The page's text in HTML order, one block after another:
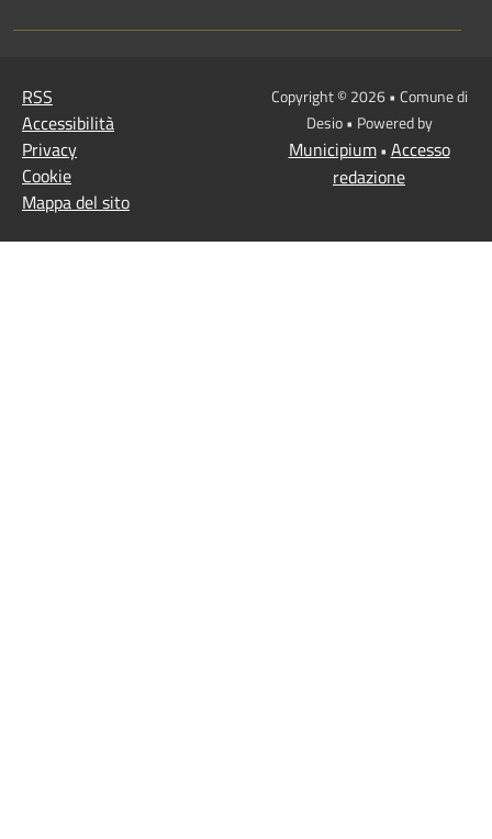
RSS
Accessibilità
Privacy
Cookie
Mappa del sito
Copyright © 2026 • Comune di
Desio • Powered by
Municipium• Accesso
redazione